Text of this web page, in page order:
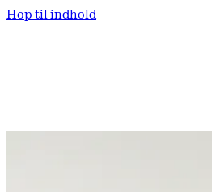
Hop til indhold